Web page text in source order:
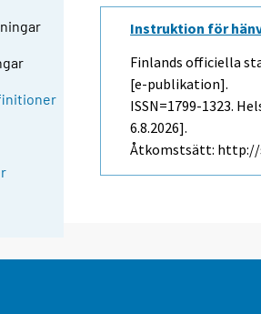
Instruktion för
Finlands officiella
[e-publikation].
ISSN=1799-1323.
6.8.2026].
Åtkomstsätt: